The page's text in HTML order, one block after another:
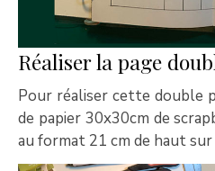
Réaliser la page
Pour réaliser cette double
de papier 30x30cm de
au format 21 cm de haut